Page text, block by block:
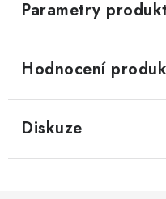
Parametry
Hodnocení
Diskuze